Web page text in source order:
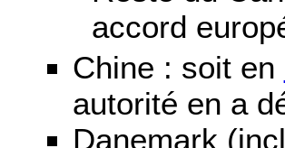
accord
Chine : soit en
autorité en a
Danemark